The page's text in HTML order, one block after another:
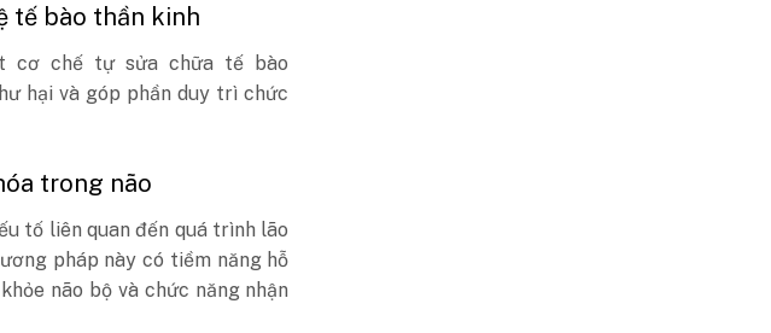
tế bào thần kinh
cơ chế tự sửa chữa tế bào
hại và góp phần duy trì chức
trong não
tố liên quan đến quá trình lão
pháp này có tiềm năng hỗ
não bộ và chức năng nhận